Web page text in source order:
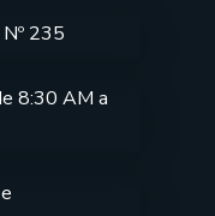
235
8:30 AM a